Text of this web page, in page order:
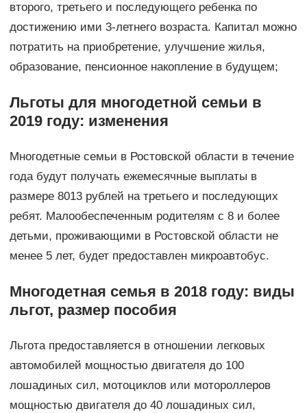
второго, третьего и последующего ребенка по
достижению ими 3-летнего возраста. Капитал можно
потратить на приобретение, улучшение жилья,
образование, пенсионное накопление в будущем;
Льготы для многодетной семьи в
2019 году: изменения
Многодетные семьи в Ростовской области в течение
года будут получать ежемесячные выплаты в
размере 8013 рублей на третьего и последующих
ребят. Малообеспеченным родителям с 8 и более
детьми, проживающими в Ростовской области не
менее 5 лет, будет предоставлен микроавтобус.
Многодетная семья в 2018 году: виды
льгот, размер пособия
Льгота предоставляется в отношении легковых
автомобилей мощностью двигателя до 100
лошадиных сил, мотоциклов или мотороллеров
мощностью двигателя до 40 лошадиных сил,